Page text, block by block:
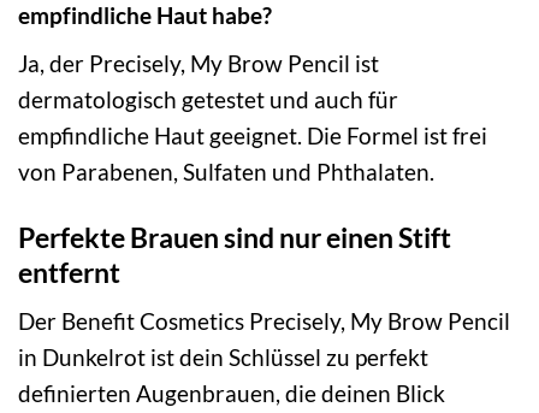
empfindliche Haut habe?
Ja, der Precisely, My Brow Pencil ist
dermatologisch getestet und auch für
empfindliche Haut geeignet. Die Formel ist frei
von Parabenen, Sulfaten und Phthalaten.
Perfekte Brauen sind nur einen Stift
entfernt
Der Benefit Cosmetics Precisely, My Brow Pencil
in Dunkelrot ist dein Schlüssel zu perfekt
definierten Augenbrauen, die deinen Blick